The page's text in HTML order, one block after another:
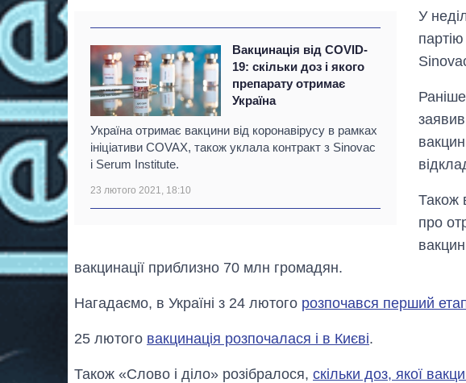
Вакцинація від COVID-
19: скільки доз і якого
препарату отримає
Україна
Україна отримає вакцини від коронавірусу в рамках
ініціативи COVAX, також уклала контракт з Sinovac
і Serum Institute.
23 лютого 2021, 18:10
У
Також
про
вакцинації приблизно 70 млн громадян.
Нагадаємо, в Україні з 24 лютого розпочався перший
25 лютого вакцинація розпочалася і в Києві.
Також «Слово і діло» розібралося, скільки доз, якої